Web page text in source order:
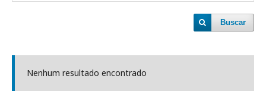
Buscar
Nenhum resultado encontrado